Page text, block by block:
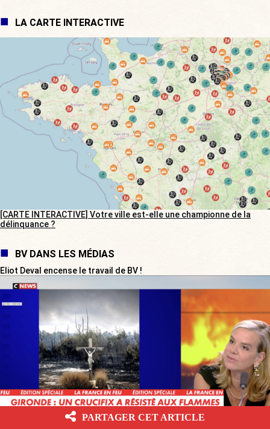
LA CARTE INTERACTIVE
[CARTE INTERACTIVE] Votre ville est-elle une championne de la
délinquance ?
BV DANS LES MÉDIAS
Eliot Deval encense le travail de BV !
PARTAGER CET ARTICLE